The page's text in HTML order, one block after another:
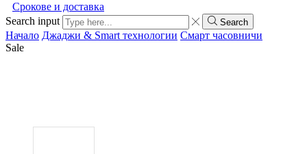
Срокове и доставка
Search input
Search
Начало Джаджи & Smart технологии Смарт часовничи
Sale